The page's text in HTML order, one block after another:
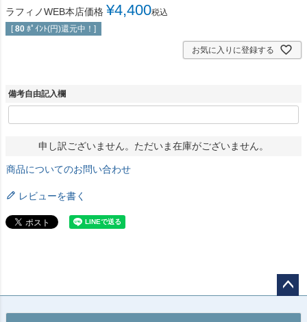
ラフィノWEB本店価格 ¥4,400税込
[ 80 ﾎﾟｲﾝﾄ(円)還元中！]
お気に入りに登録する
備考自由記入欄
申し訳ございません。ただいま在庫がございません。
商品についてのお問い合わせ
レビューを書く